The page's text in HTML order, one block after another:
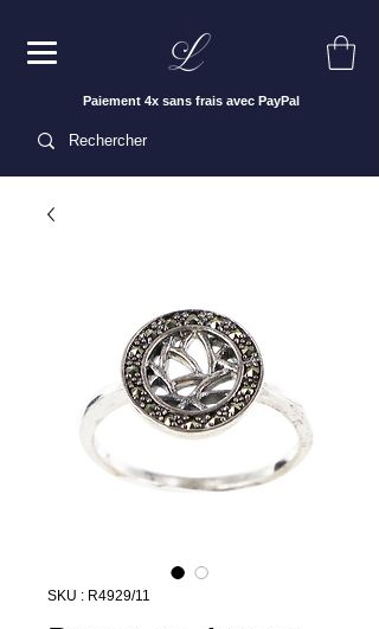
Paiement 4x sans frais avec PayPal
SKU : R4929/11